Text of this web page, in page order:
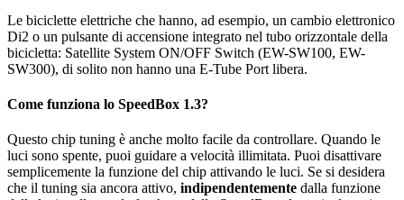
Le biciclette elettriche che hanno, ad esempio, un cambio elettronico
Di2 o un pulsante di accensione integrato nel tubo orizzontale della
bicicletta: Satellite System ON/OFF Switch (EW-SW100, EW-
SW300), di solito non hanno una E-Tube Port libera.
Come funziona lo SpeedBox 1.3?
Questo chip tuning è anche molto facile da controllare. Quando le
luci sono spente, puoi guidare a velocità illimitata. Puoi disattivare
semplicemente la funzione del chip attivando le luci. Se si desidera
che il tuning sia ancora attivo, indipendentemente dalla funzione